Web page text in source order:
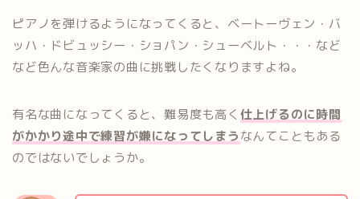
ピアノを弾けるようになってくると、ベートーヴェン・バ
ッハ・ドビュッシー・ショパン・シューベルト・・・など
など色んな音楽家の曲に挑戦したくなりますよね。
有名な曲になってくると、難易度も高く 仕上げるのに時間
がかかり途中で練習が嫌になってしまうなんてこともある
のではないでしょうか。